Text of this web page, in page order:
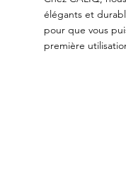
élégants et
pour que vous
première